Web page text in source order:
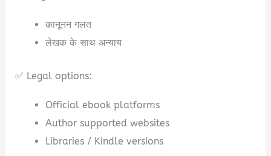
कानूनन गलत
लेखक के साथ अन्याय
✅ Legal options:
Official ebook platforms
Author supported websites
Libraries / Kindle versions